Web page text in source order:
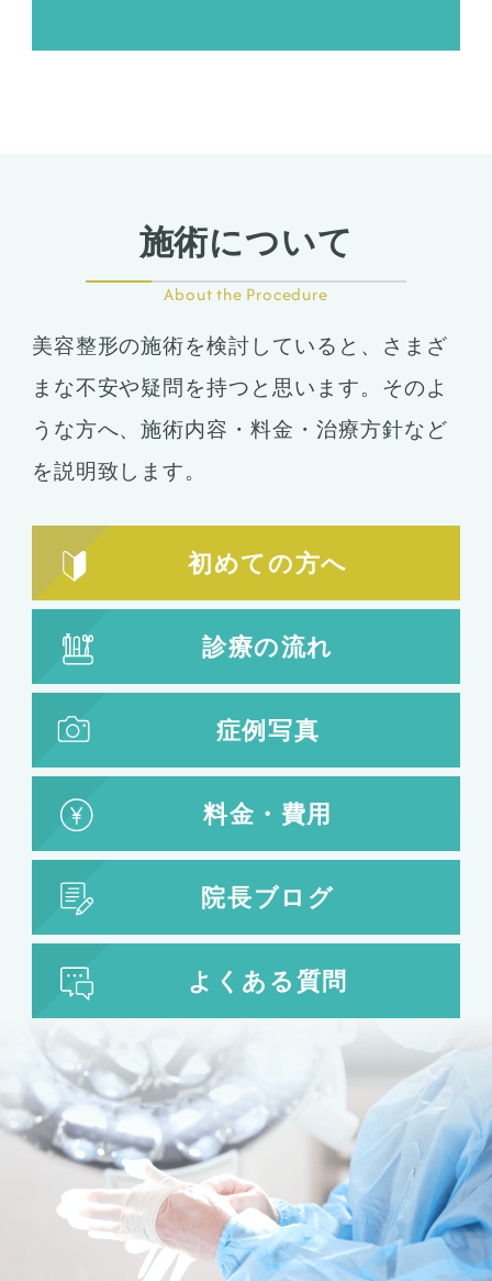
施術について
About the Procedure
美容整形の施術を検討していると、さまざ
まな不安や疑問を持つと思います。そのよ
うな方へ、施術内容・料金・治療方針など
を説明致します。
初めての方へ
診療の流れ
症例写真
料金・費用
院長ブログ
よくある質問